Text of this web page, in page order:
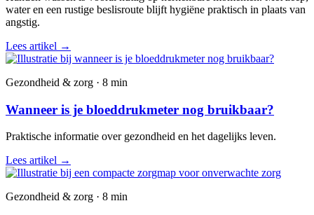
water en een rustige beslisroute blijft hygiëne praktisch in plaats van
angstig.
Lees artikel →
Gezondheid & zorg · 8 min
Wanneer is je bloeddrukmeter nog bruikbaar?
Praktische informatie over gezondheid en het dagelijks leven.
Lees artikel →
Gezondheid & zorg · 8 min